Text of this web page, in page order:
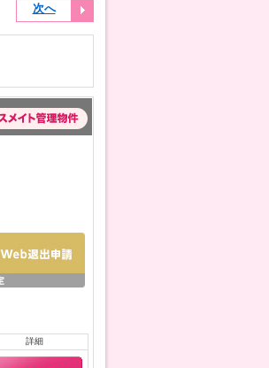
次へ
詳細